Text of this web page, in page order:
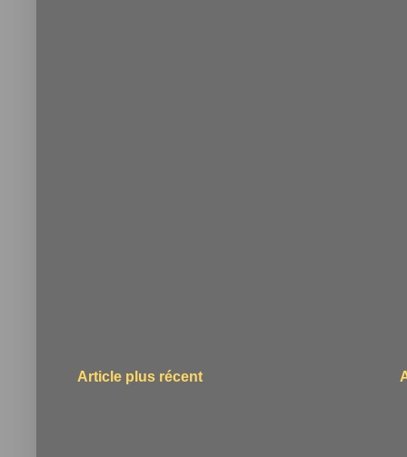
Article plus récent